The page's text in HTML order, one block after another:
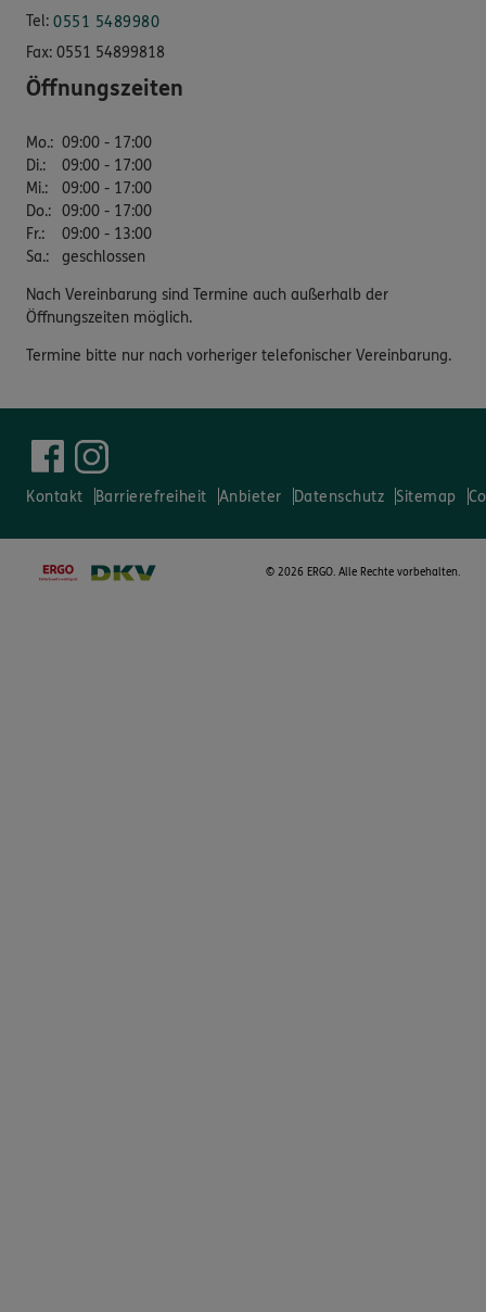
Tel: 0551 5489980
Fax: 0551 54899818
Öffnungszeiten
Mo.: 09:00 - 17:00
Di.:
09:00 - 17:00
Mi.:
09:00 - 17:00
Do.: 09:00 - 17:00
Fr.:
09:00 - 13:00
Sa.: geschlossen
Nach Vereinbarung sind Termine auch außerhalb der
Öffnungszeiten möglich.
Termine bitte nur nach vorheriger telefonischer Vereinbarung.
Kontakt Barrierefreiheit Anbieter Datenschutz Sitemap
© 2026 ERGO. Alle Rechte vorbehalten.